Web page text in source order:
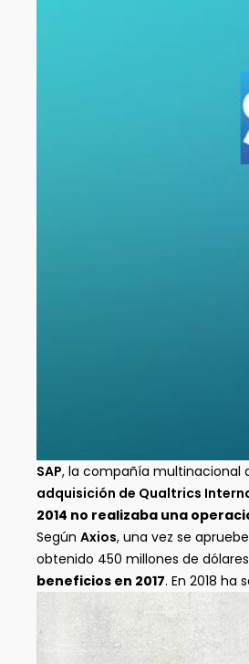
SAP, la compañía multinacional
adquisición de Qualtrics
2014 no realizaba una
Según Axios, una vez se
obtenido 450 millones de
beneficios en 2017. En 2018